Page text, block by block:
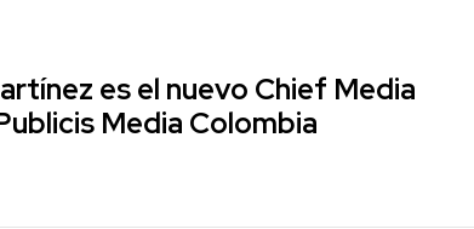
es el nuevo Chief Media
Media Colombia